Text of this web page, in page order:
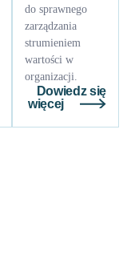
do sprawnego
zarządzania
strumieniem
wartości w
organizacji.
Dowiedz się
więcej